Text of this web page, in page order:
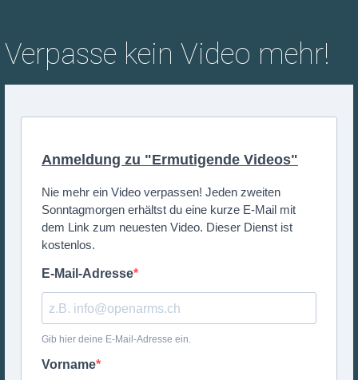
Verpasse kein Video mehr!